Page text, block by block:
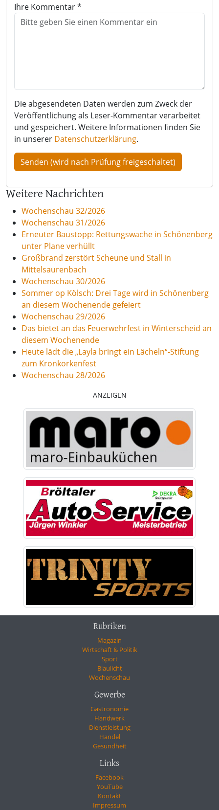
Ihre Kommentar *
Die abgesendeten Daten werden zum Zweck der
Veröffentlichung als Leser-Kommentar verarbeitet
und gespeichert. Weitere Informationen finden Sie
in unserer Datenschutzerklärung.
Weitere Nachrichten
Wochenschau 32/2026
Wochenschau 31/2026
Erneuter Baustopp: Rettungswache in Schönenberg
unter Plane verhüllt
Großbrand zerstört Scheune und Stall in
Mittelsaurenbach
Wochenschau 30/2026
Sommer op Kölsch: Drei Tage wird in Schönenberg
an diesem Wochenende gefeiert
Wochenschau 29/2026
Das bietet an das Feuerwehrfest in Winterscheid an
diesem Wochenende
Heute lädt die „Layla bringt ein Lächeln“-Stiftung
zum Kronkorkenfest
Wochenschau 28/2026
ANZEIGEN
Rubriken
Magazin
Wirtschaft & Politik
Sport
Blaulicht
Wochenschau
Gewerbe
Gastronomie
Handwerk
Dienstleistung
Handel
Gesundheit
Links
Facebook
YouTube
Kontakt
Impressum